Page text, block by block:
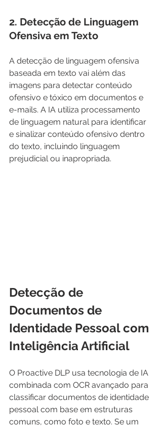
2. Detecção de Linguagem
Ofensiva em Texto
A detecção de linguagem ofensiva
baseada em texto vai além das
imagens para detectar conteúdo
ofensivo e tóxico em documentos e
e-mails. A IA utiliza processamento
de linguagem natural para identificar
e sinalizar conteúdo ofensivo dentro
do texto, incluindo linguagem
prejudicial ou inapropriada.
Detecção de
Documentos de
Identidade Pessoal com
Inteligência Artificial
O Proactive DLP usa tecnologia de IA
combinada com OCR avançado para
classificar documentos de identidade
pessoal com base em estruturas
comuns, como foto e texto. Se um